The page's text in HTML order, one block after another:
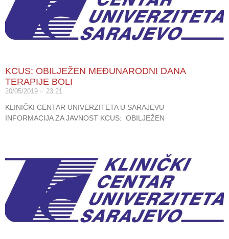
KCUS: OBILJEŽEN MEĐUNARODNI DANA
TERAPIJE BOLI
20/05/2019 23:21
KLINIČKI CENTAR UNIVERZITETA U SARAJEVU
INFORMACIJA ZA JAVNOST KCUS: OBILJEŽEN